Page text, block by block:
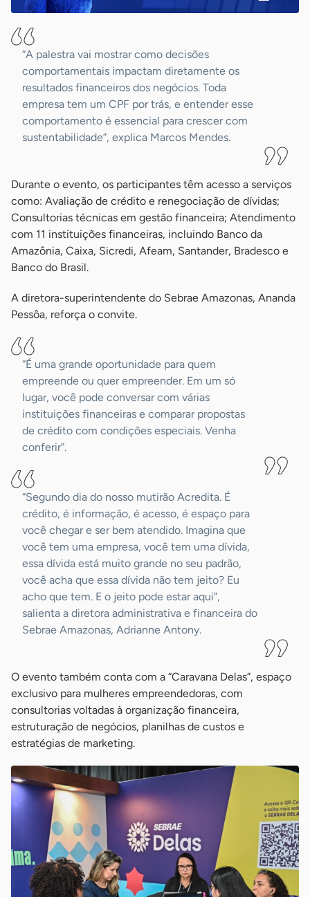
“A palestra vai mostrar como decisões
comportamentais impactam diretamente os
resultados financeiros dos negócios. Toda
empresa tem um CPF por trás, e entender esse
comportamento é essencial para crescer com
sustentabilidade”, explica Marcos Mendes.
Durante o evento, os participantes têm acesso a serviços
como: Avaliação de crédito e renegociação de dívidas;
Consultorias técnicas em gestão financeira; Atendimento
com 11 instituições financeiras, incluindo Banco da
Amazônia, Caixa, Sicredi, Afeam, Santander, Bradesco e
Banco do Brasil.
A diretora-superintendente do Sebrae Amazonas, Ananda
Pessôa, reforça o convite.
“É uma grande oportunidade para quem
empreende ou quer empreender. Em um só
lugar, você pode conversar com várias
instituições financeiras e comparar propostas
de crédito com condições especiais. Venha
conferir”.
“Segundo dia do nosso mutirão Acredita. É
crédito, é informação, é acesso, é espaço para
você chegar e ser bem atendido. Imagina que
você tem uma empresa, você tem uma dívida,
essa dívida está muito grande no seu padrão,
você acha que essa dívida não tem jeito? Eu
acho que tem. E o jeito pode estar aqui”,
salienta a diretora administrativa e financeira do
Sebrae Amazonas, Adrianne Antony.
O evento também conta com a “Caravana Delas”, espaço
exclusivo para mulheres empreendedoras, com
consultorias voltadas à organização financeira,
estruturação de negócios, planilhas de custos e
estratégias de marketing.